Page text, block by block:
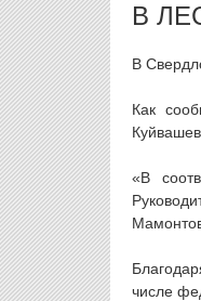
В
В
Как
Куйвашев.
«В
числе